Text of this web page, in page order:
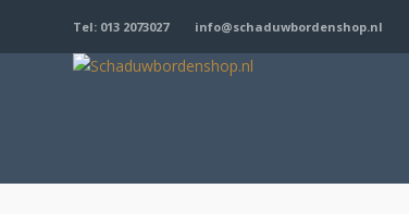
Tel: 013 2073027 info@schaduwbordenshop.nl